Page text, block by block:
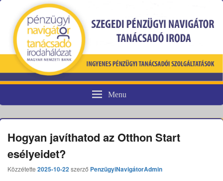
Pénzügyi fogyasztóvédelem
Menu
Hogyan javíthatod az Otthon Start
esélyeidet?
Közzétette 2025-10-22szerző PenzügyiNavigátorAdmin